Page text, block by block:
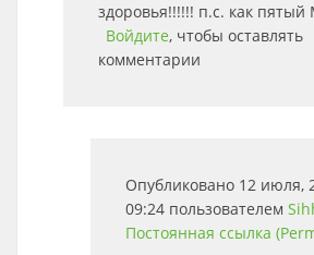
здоровья!!!!!! п.с. как
Войдите, чтобы оставлять
комментарии
Опубликовано 12 июля,
09:24 пользователем
Постоянная ссылка